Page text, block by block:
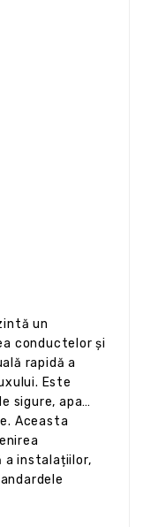
un
conductelor și
rapidă a
Este
sigure, apa
Aceasta
a instalațiilor,